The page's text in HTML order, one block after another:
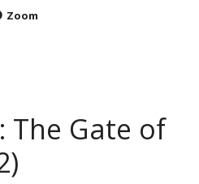
Zoom
The Gate of